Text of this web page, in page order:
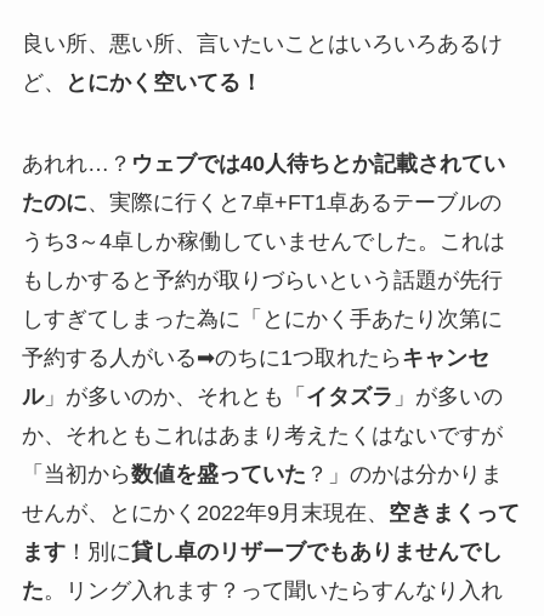
良い所、悪い所、言いたいことはいろいろあるけ
ど、
とにかく空いてる！
あれれ…？ ウェブでは40人待ちとか記載されてい
たのに、実際に行くと7卓+FT1卓あるテーブルの
うち3～4卓しか稼働していませんでした。これは
もしかすると予約が取りづらいという話題が先行
しすぎてしまった為に「とにかく手あたり次第に
予約する人がいる➡のちに1つ取れたら キャンセ
ル」が多いのか、それとも「 イタズラ 」が多いの
か、それともこれはあまり考えたくはないですが
「当初から数値を盛っていた ？」のかは分かりま
せんが、とにかく2022年9月末現在、 空きまくって
ます！別に貸し卓のリザーブでもありませんでし
た。リング入れます？って聞いたらすんなり入れ